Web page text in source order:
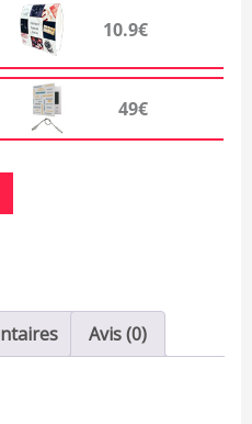
10.9€
49€
Avis (0)